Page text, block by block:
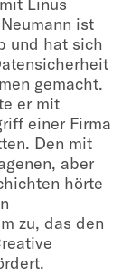
Linus
ist
und hat sich
gemacht.
er mit
einer Firma
Den mit
aber
hörte
zu, das den